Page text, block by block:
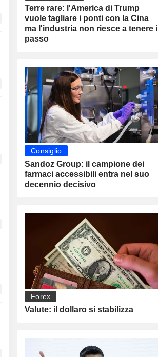
Terre rare: l'America di Trump
vuole tagliare i ponti con la Cina
ma l'industria non riesce a tenere il
passo
Consiglio
Sandoz Group: il campione dei
farmaci accessibili entra nel suo
decennio decisivo
Forex
Valute: il dollaro si stabilizza